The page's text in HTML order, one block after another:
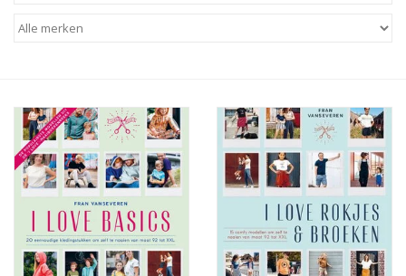
Diy pakketten